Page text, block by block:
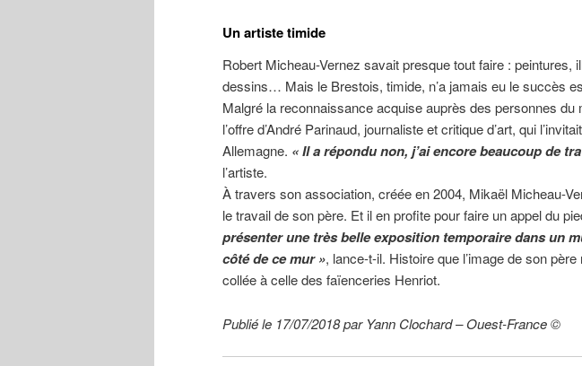
Un artiste timide
Robert Micheau-Vernez savait presque tout faire : peintures,
dessins… Mais le Brestois, timide, n’a jamais eu le succès
Malgré la reconnaissance acquise auprès des personnes du
l’offre d’André Parinaud, journaliste et critique d’art, qui
Allemagne. « Il a répondu non, j’ai encore beaucoup de
l’artiste.
À travers son association, créée en 2004, Mikaël Micheau-
le travail de son père. Et il en profite pour faire un appel du
présenter une très belle exposition temporaire dans un
côté de ce mur », lance-t-il. Histoire que l’image de son
collée à celle des faïenceries Henriot.
Publié le 17/07/2018 par Yann Clochard – Ouest-France ©